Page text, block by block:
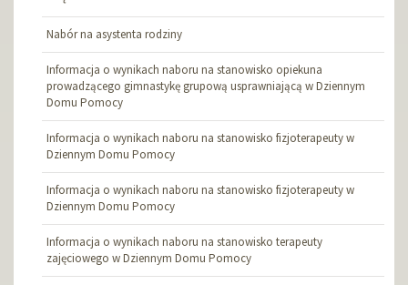
Nabór na asystenta rodziny
Informacja o wynikach naboru na stanowisko opiekuna
prowadzącego gimnastykę grupową usprawniającą w Dziennym
Domu Pomocy
Informacja o wynikach naboru na stanowisko fizjoterapeuty w
Dziennym Domu Pomocy
Informacja o wynikach naboru na stanowisko fizjoterapeuty w
Dziennym Domu Pomocy
Informacja o wynikach naboru na stanowisko terapeuty
zajęciowego w Dziennym Domu Pomocy